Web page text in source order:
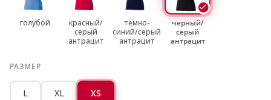
голубой
красный/
серый
антрацит
темно-
синий/серый
антрацит
черный/
серый
антрацит
РАЗМЕР
L XL XS